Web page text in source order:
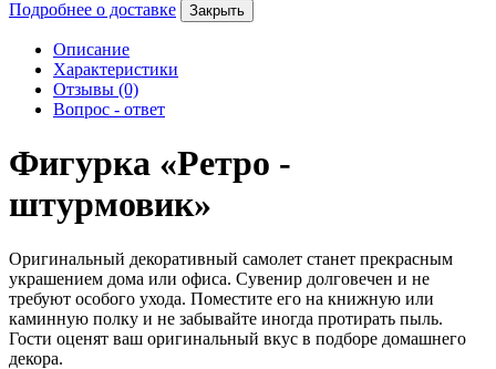
Подробнее о доставке
Закрыть
Описание
Характеристики
Отзывы (0)
Вопрос - ответ
Фигурка «Ретро -
штурмовик»
Оригинальный декоративный самолет станет прекрасным
украшением дома или офиса. Сувенир долговечен и не
требуют особого ухода. Поместите его на книжную или
каминную полку и не забывайте иногда протирать пыль.
Гости оценят ваш оригинальный вкус в подборе домашнего
декора.